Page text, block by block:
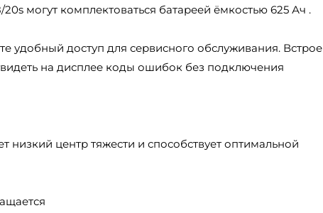
могут комплектоваться батареей ёмкостью 625 Ач .
удобный доступ для сервисного обслуживания.
на дисплее коды ошибок без подключения
низкий центр тяжести и способствует оптимальной